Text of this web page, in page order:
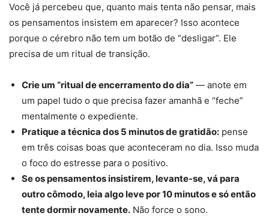
Você já percebeu que, quanto mais tenta não pensar, mais
os pensamentos insistem em aparecer? Isso acontece
porque o cérebro não tem um botão de “desligar”. Ele
precisa de um ritual de transição.
Crie um “ritual de encerramento do dia” — anote em
um papel tudo o que precisa fazer amanhã e “feche”
mentalmente o expediente.
Pratique a técnica dos 5 minutos de gratidão: pense
em três coisas boas que aconteceram no dia. Isso muda
o foco do estresse para o positivo.
Se os pensamentos insistirem, levante-se, vá para
outro cômodo, leia algo leve por 10 minutos e só então
tente dormir novamente. Não force o sono.